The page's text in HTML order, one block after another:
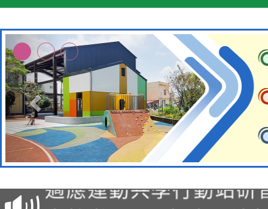
本校115學年度第2次
招甄選結果公告(無人